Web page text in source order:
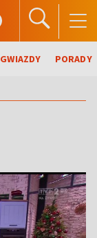
GWIAZDY PORADY